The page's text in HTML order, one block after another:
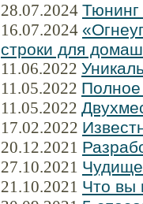
28.07.2024 Тюнинг
16.07.2024
строки для
11.06.2022
11.05.2022
11.05.2022
17.02.2022
20.12.2021
27.10.2021
21.10.2021 Что вы